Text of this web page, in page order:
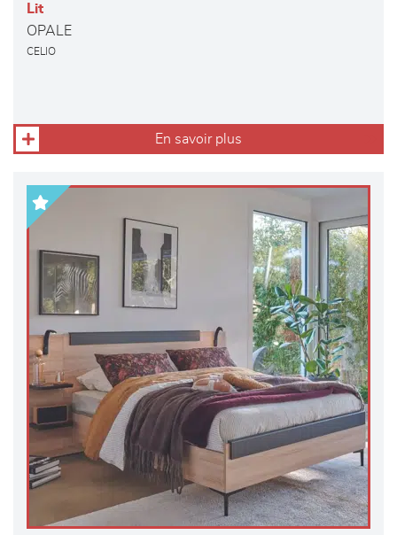
Lit
OPALE
CELIO
En savoir plus